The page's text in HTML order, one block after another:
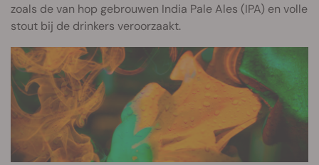
zoals de van hop gebrouwen India Pale Ales (IPA) en volle
stout bij de drinkers veroorzaakt.